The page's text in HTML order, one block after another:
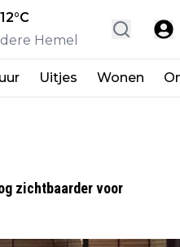
12°C
Hemel
Uitjes Wonen
zichtbaarder voor